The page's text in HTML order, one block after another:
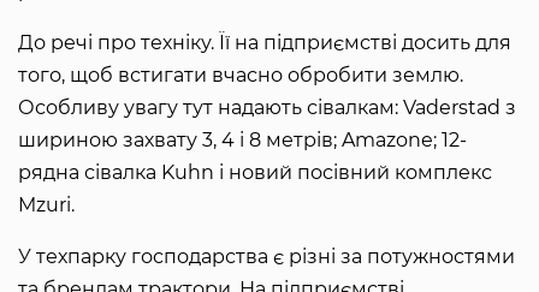
До речі про техніку. Її на підприємстві досить для
того, щоб встигати вчасно обробити землю.
Особливу увагу тут надають сівалкам: Vaderstad з
шириною захвату 3, 4 і 8 метрів; Amazone; 12-
рядна сівалка Kuhn і новий посівний комплекс
Mzuri.
У техпарку господарства є різні за потужностями